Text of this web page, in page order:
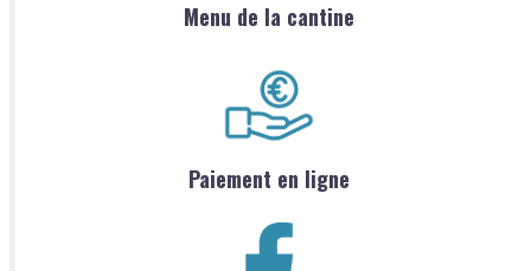
Menu de la cantine
Paiement en ligne